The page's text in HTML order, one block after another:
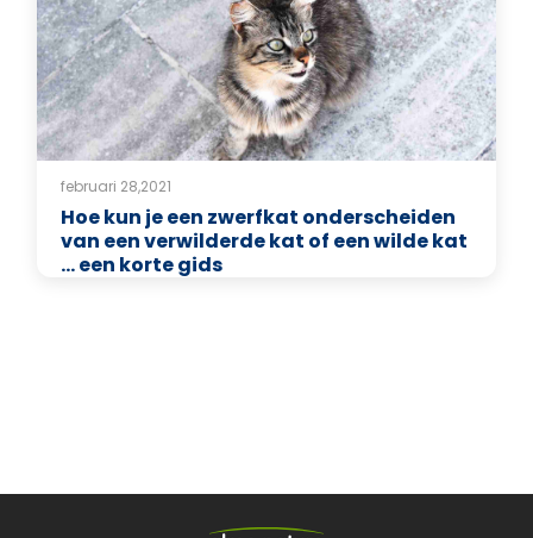
februari 28,2021
Hoe kun je een zwerfkat onderscheiden
van een verwilderde kat of een wilde kat
... een korte gids